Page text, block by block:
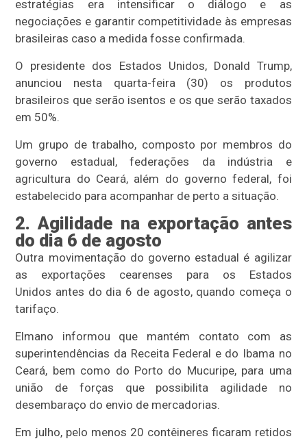
estratégias era intensificar o diálogo e as
negociações e garantir competitividade às empresas
brasileiras caso a medida fosse confirmada.
O presidente dos Estados Unidos, Donald Trump,
anunciou nesta quarta-feira (30) os produtos
brasileiros que serão isentos e os que serão taxados
em 50%.
Um grupo de trabalho, composto por membros do
governo estadual, federações da indústria e
agricultura do Ceará, além do governo federal, foi
estabelecido para acompanhar de perto a situação.
2. Agilidade na exportação antes
do dia 6 de agosto
Outra movimentação do governo estadual é agilizar
as exportações cearenses para os Estados
Unidos antes do dia 6 de agosto, quando começa o
tarifaço.
Elmano informou que mantém contato com as
superintendências da Receita Federal e do Ibama no
Ceará, bem como do Porto do Mucuripe, para uma
união de forças que possibilita agilidade no
desembaraço do envio de mercadorias.
Em julho, pelo menos 20 contêineres ficaram retidos